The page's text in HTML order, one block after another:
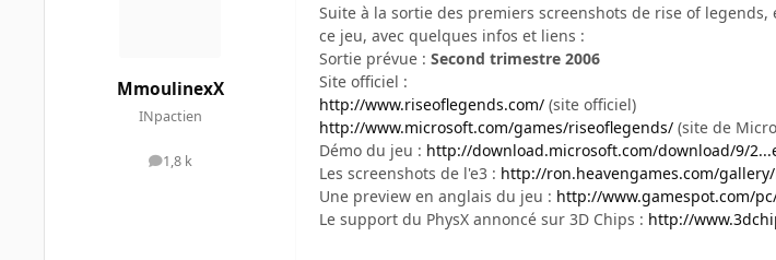
MmoulinexX
INpactien
1,8 k
messages
Suite à la sortie des premiers screenshots de rise of
ce jeu, avec quelques infos et liens :
Sortie prévue : Second trimestre 2006
Site officiel :
http://www.riseoflegends.com/ (site officiel)
http://www.microsoft.com/games/riseoflegends/ (site de
Démo du jeu : http://download.microsoft.com/download/9/
Les screenshots de l'e3 : http://ron.heavengames.com/
Une preview en anglais du jeu : http://www.gamespot.com/
Le support du PhysX annoncé sur 3D Chips : http://